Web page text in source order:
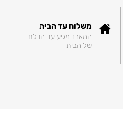
משלוח עד הבית
המארז מגיע עד הדלת
של הבית